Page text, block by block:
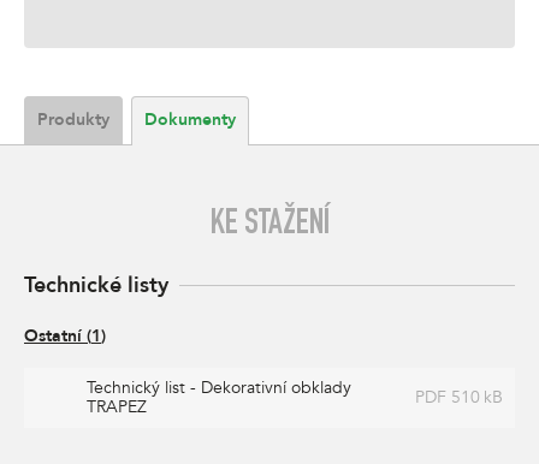
Produkty Dokumenty
KE STAŽENÍ
Technické listy
Ostatní (1)
Technický list - Dekorativní obklady
TRAPEZ
PDF 510 kB